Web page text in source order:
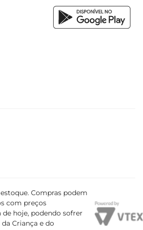
Compras podem
com preços
hoje, podendo sofrer
Criança e do